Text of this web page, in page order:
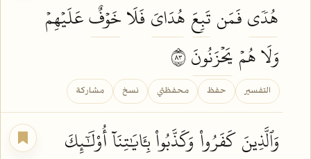
هُدٗىفَمَن تَبِعَ هُدَايَ فَلَاخَوۡفٌعَلَيۡهِمۡ
وَلَا هُمۡ يَحۡزَنُونَ
التفسير حفظ محفظتي نسخ مشاركة
وَٱلَّذِينَكَفَرُواْ وَكَذَّبُواْبِـَٔايَٰتِنَآأُوْلَٰٓئِكَ